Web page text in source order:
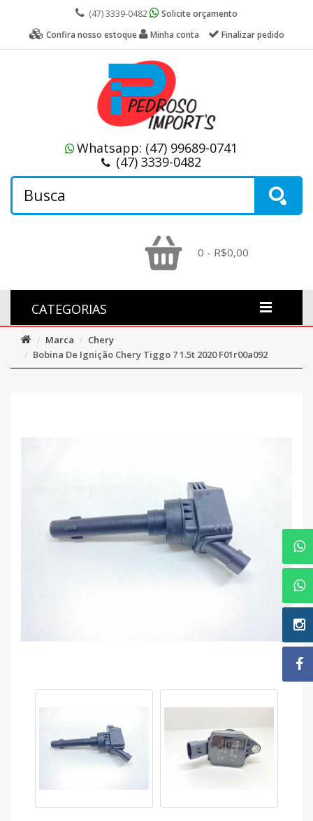
(47) 3339-0482
Solicite orçamento
Confira nosso estoque
Minha conta Finalizar pedido
Whatsapp: (47) 99689-0741
(47) 3339-0482
0 - R$0,00
CATEGORIAS
Marca
Chery
Bobina De Ignição Chery Tiggo 7 1.5t 2020 F01r00a092